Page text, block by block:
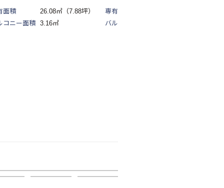
面積
26.08㎡（7.88坪）
コニー面積
3.16㎡
専有面積
バルコニー面積